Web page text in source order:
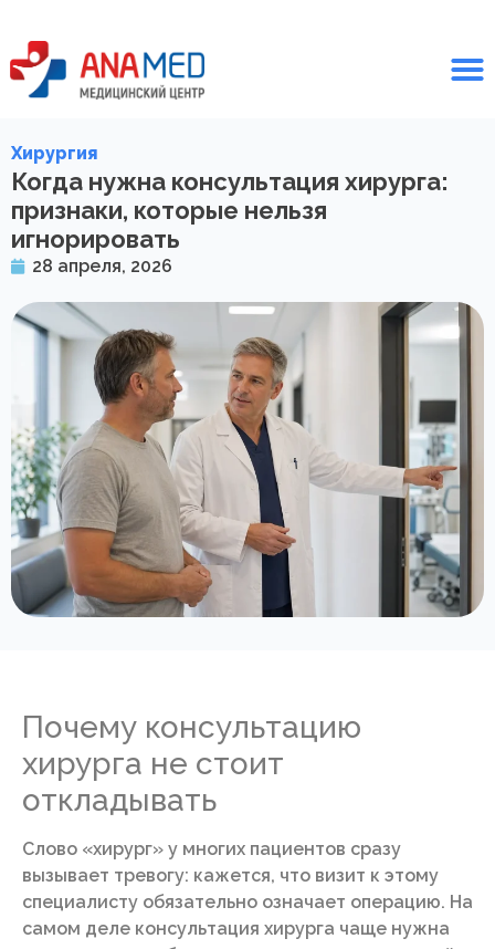
Хирургия
Когда нужна консультация хирурга:
признаки, которые нельзя
игнорировать
28 апреля, 2026
Почему консультацию
хирурга не стоит
откладывать
Слово «хирург» у многих пациентов сразу
вызывает тревогу: кажется, что визит к этому
специалисту обязательно означает операцию. На
самом деле консультация хирурга чаще нужна